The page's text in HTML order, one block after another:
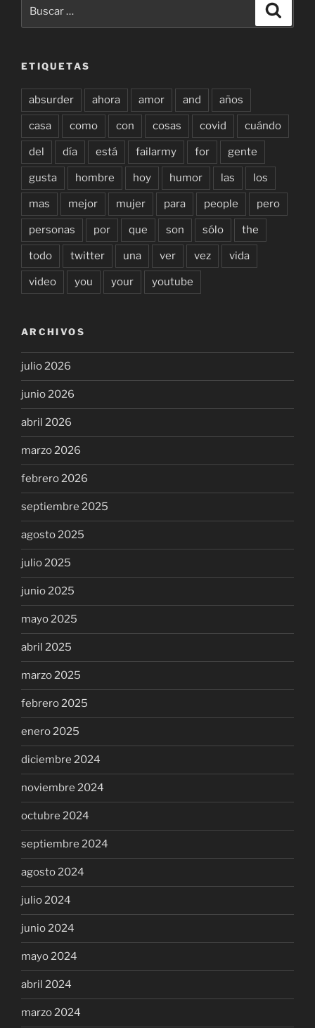
ETIQUETAS
absurder ahora amor and años
casa como con cosas covid cuándo
del día está failarmy for gente
gusta hombre hoy humor las los
mas mejor mujer para people pero
personas por que son sólo the
todo twitter una ver vez vida
video you your youtube
ARCHIVOS
julio 2026
junio 2026
abril 2026
marzo 2026
febrero 2026
septiembre 2025
agosto 2025
julio 2025
junio 2025
mayo 2025
abril 2025
marzo 2025
febrero 2025
enero 2025
diciembre 2024
noviembre 2024
octubre 2024
septiembre 2024
agosto 2024
julio 2024
junio 2024
mayo 2024
abril 2024
marzo 2024